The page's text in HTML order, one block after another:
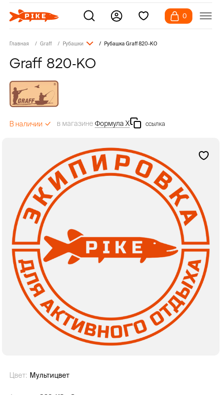
0
Главная Graff Рубашки Рубашка Graff 820-KO
Graff 820-KO
В наличии в магазинеФормула Х ссылка
Цвет: Мультицвет